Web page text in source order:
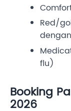
Red/
flu)
Booking
2026